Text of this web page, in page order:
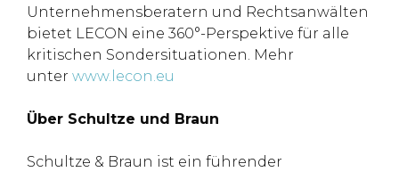
Unternehmensberatern und Rechtsanwälten
bietet LECON eine 360°-Perspektive für alle
kritischen Sondersituationen. Mehr
unter www.lecon.eu
Über Schultze und Braun
Schultze & Braun ist ein führender